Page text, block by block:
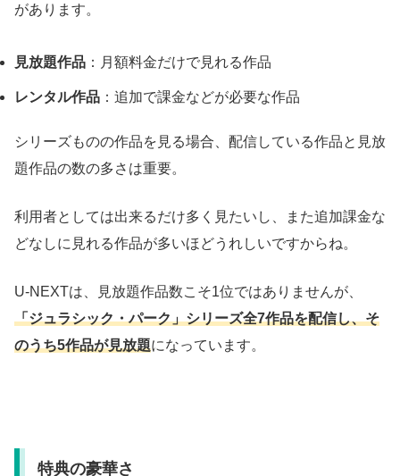
があります。
見放題作品 ：月額料金だけで見れる作品
レンタル作品 ：追加で課金などが必要な作品
シリーズものの作品を見る場合、配信している作品と見放
題作品の数の多さは重要。
利用者としては出来るだけ多く見たいし、また追加課金な
どなしに見れる作品が多いほどうれしいですからね。
U-NEXTは、見放題作品数こそ1位ではありませんが、
「ジュラシック・パーク」シリーズ全7作品を配信し、そ
のうち5作品が見放題になっています。
特典の豪華さ